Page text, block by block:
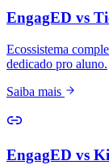
EngagED vs
Ecossistema
dedicado pro aluno.
Saiba mais
EngagED vs